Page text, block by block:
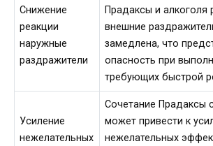
Снижение
реакции
наружные
раздражители
Прадаксы и алкоголя
внешние
замедлена, что
опасность при
требующих быстрой
Усиление
нежелательных
Сочетание Прадаксы
может привести к
нежелательных